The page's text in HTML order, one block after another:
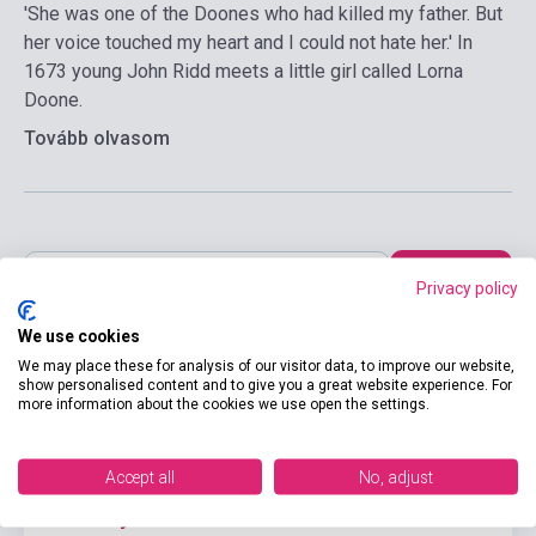
'She was one of the Doones who had killed my father. But
her voice touched my heart and I could not hate her.' In
1673 young John Ridd meets a little girl called Lorna
Doone.
Tovább olvasom
Kosárba
Privacy policy
We use cookies
We may place these for analysis of our visitor data, to improve our website,
show personalised content and to give you a great website experience. For
more information about the cookies we use open the settings.
Accept all No, adjust